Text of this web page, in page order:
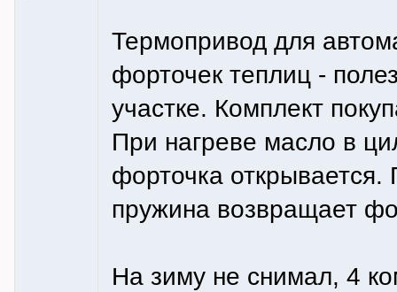
Термопривод для
форточек теплиц -
участке. Комплект
При нагреве масло в
форточка
пружина возвращает
На зиму не снимал, 4